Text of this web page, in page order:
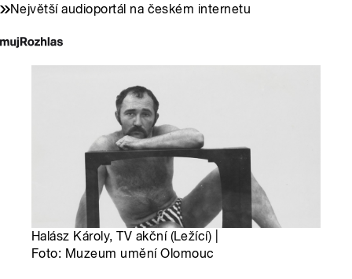
Největší audioportál na českém internetu
Halász Károly, TV akční (Ležící) |
Foto: Muzeum umění Olomouc